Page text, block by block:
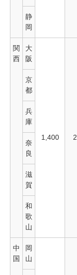
静
岡
関
西
大
阪
1,400
京
都
兵
庫
奈
良
滋
賀
和
歌
山
中
国
岡
山